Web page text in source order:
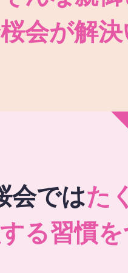
会が解決
会ではた
る習慣